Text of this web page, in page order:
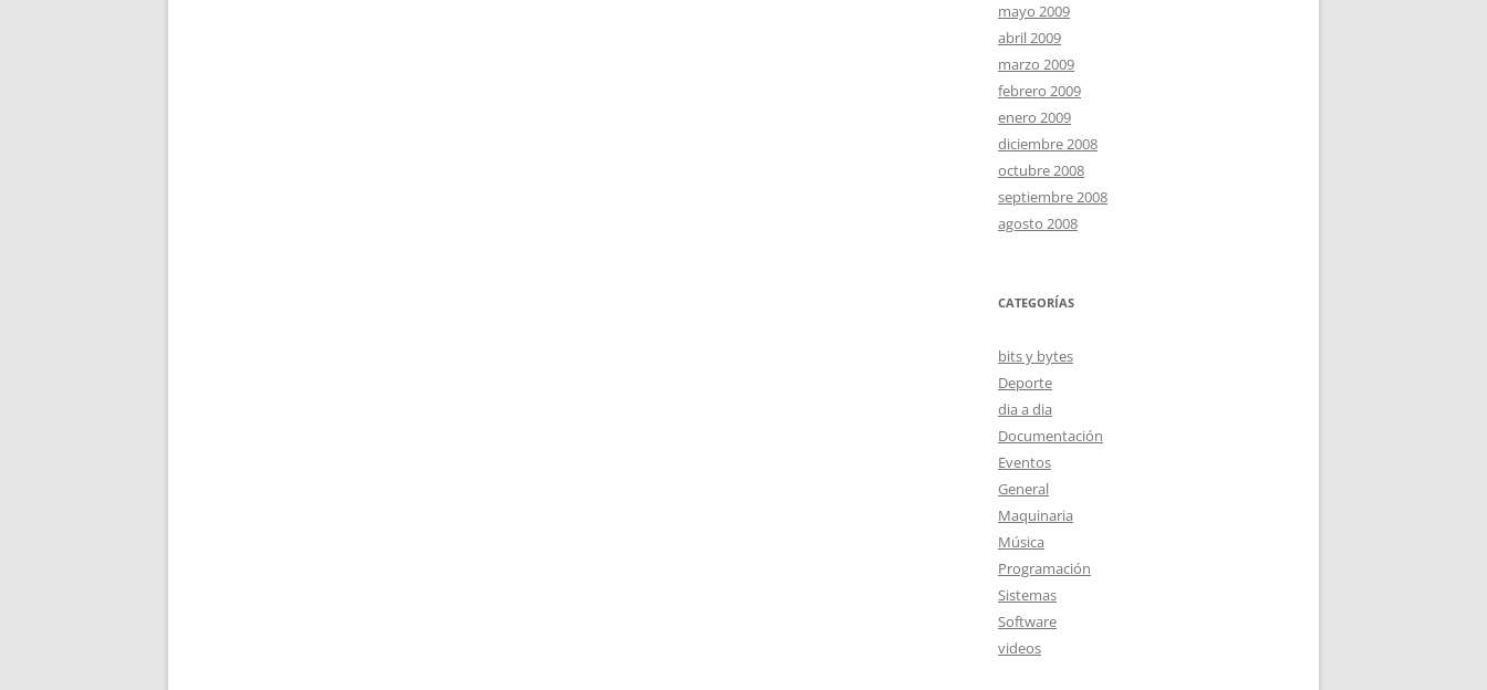
mayo 2009
abril 2009
marzo 2009
febrero 2009
enero 2009
diciembre 2008
octubre 2008
septiembre 2008
agosto 2008
CATEGORÍAS
bits y bytes
Deporte
dia a dia
Documentación
Eventos
General
Maquinaria
Música
Programación
Sistemas
Software
videos